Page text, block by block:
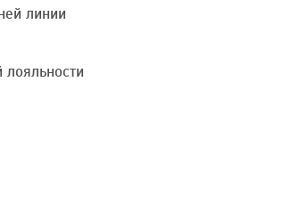
линии